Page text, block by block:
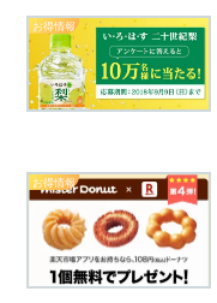
お得情報
お得情報